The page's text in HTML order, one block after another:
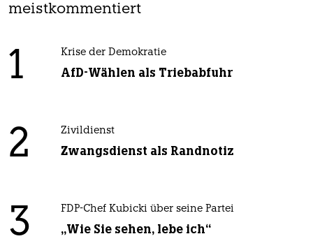
meistkommentiert
1 Krise der Demokratie
AfD-Wählen als Triebabfuhr
2 Zivildienst
Zwangsdienst als Randnotiz
3 FDP-Chef Kubicki über seine Partei
„Wie Sie sehen, lebe ich“